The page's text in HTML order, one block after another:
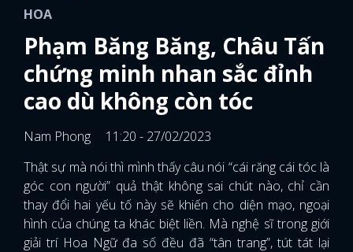
HOA
Phạm Băng Băng, Châu Tấn
chứng minh nhan sắc đỉnh
cao dù không còn tóc
Nam Phong
11:20 - 27/02/2023
Thật sự mà nói thì mình thấy câu nói “cái răng cái tóc là
góc con người” quả thật không sai chút nào, chỉ cần
thay đổi hai yếu tố này sẽ khiến cho diện mạo, ngoại
hình của chúng ta khác biệt liền. Mà nghệ sĩ trong giới
giải trí Hoa Ngữ đa số đều đã “tân trang”, tút tát lại